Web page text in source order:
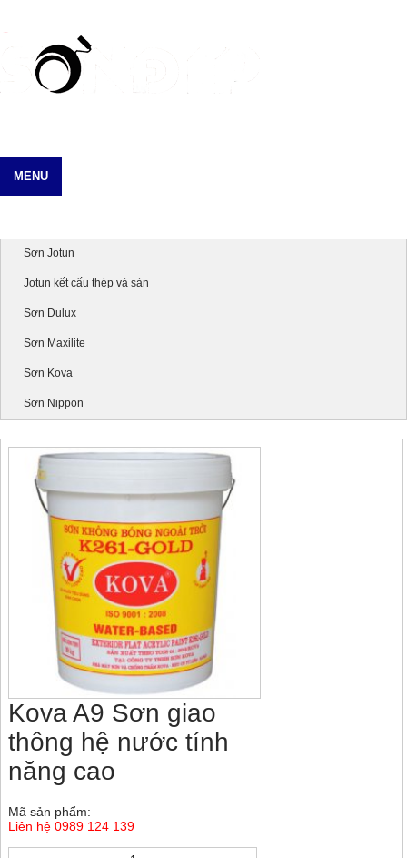
MENU
Sơn Jotun
Jotun kết cấu thép và sàn
Sơn Dulux
Sơn Maxilite
Sơn Kova
Sơn Nippon
Kova A9 Sơn giao
thông hệ nước tính
năng cao
Mã sản phẩm:
Liên hệ 0989 124 139